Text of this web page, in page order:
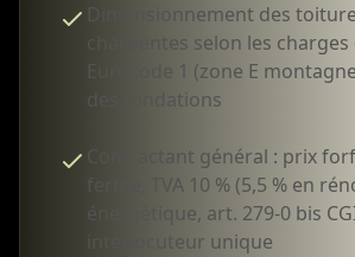
Dimensionnement des
charpentes selon les charges
Eurocode 1 (zone E
des fondations
Contractant général : prix
ferme, TVA 10 % (5,5 % en
énergétique, art. 279-0 bis
interlocuteur unique